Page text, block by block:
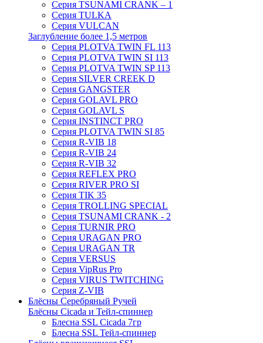
Серия TSUNAMI CRANK – 1
Серия TULKA
Серия VULCAN
Заглубление более 1,5 метров
Серия PLOTVA TWIN FL 113
Серия PLOTVA TWIN SI 113
Серия PLOTVA TWIN SP 113
Серия SILVER CREEK D
Серия GANGSTER
Серия GOLAVL PRO
Серия GOLAVL S
Серия INSTINCT PRO
Серия PLOTVA TWIN SI 85
Серия R-VIB 18
Серия R-VIB 24
Серия R-VIB 32
Серия REFLEX PRO
Серия RIVER PRO SI
Серия TIK 35
Серия TROLLING SPECIAL
Серия TSUNAMI CRANK - 2
Серия TURNIR PRO
Серия URAGAN PRO
Серия URAGAN TR
Серия VERSUS
Серия VipRus Pro
Серия VIRUS TWITCHING
Серия Z-VIB
Блёсны Серебряный Ручей
Блёсны Cicada и Тейл-спиннер
Блесна SSL Cicada 7гр
Блесна SSL Тейл-спиннер